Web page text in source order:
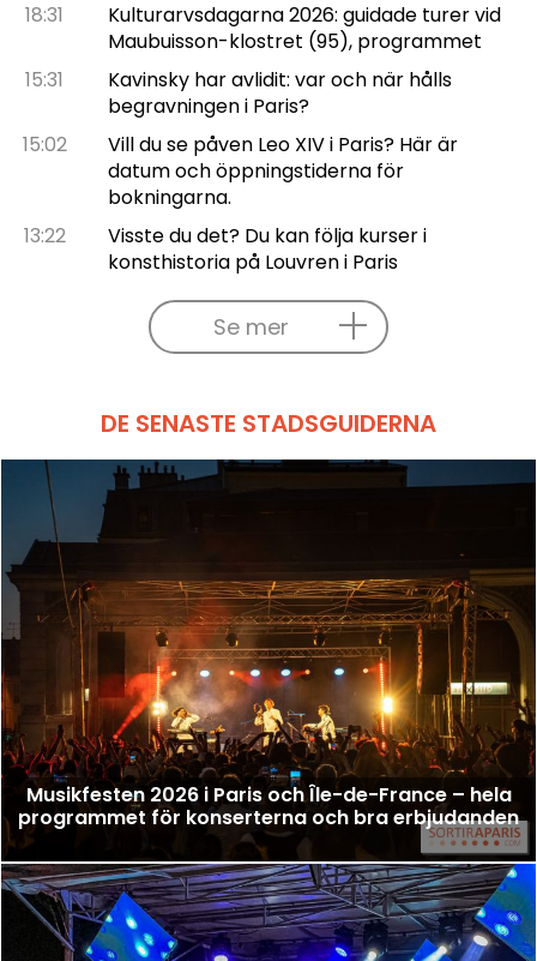
18:31
Kulturarvsdagarna 2026: guidade turer vid
Maubuisson-klostret (95), programmet
15:31
Kavinsky har avlidit: var och när hålls
begravningen i Paris?
15:02
Vill du se påven Leo XIV i Paris? Här är
datum och öppningstiderna för
bokningarna.
13:22
Visste du det? Du kan följa kurser i
konsthistoria på Louvren i Paris
Se mer
DE SENASTE STADSGUIDERNA
Musikfesten 2026 i Paris och Île-de-France – hela
programmet för konserterna och bra erbjudanden